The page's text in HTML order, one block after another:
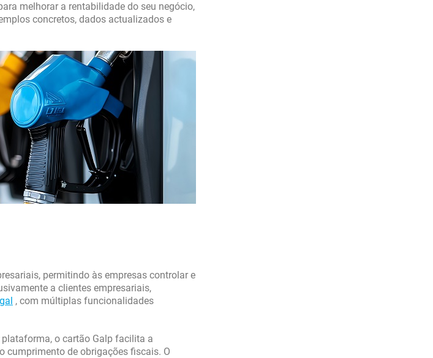
melhorar a rentabilidade do seu negócio,
concretos, dados actualizados e
permitindo às empresas controlar e
a clientes empresariais,
, com múltiplas funcionalidades
o cartão Galp facilita a
cumprimento de obrigações fiscais. O